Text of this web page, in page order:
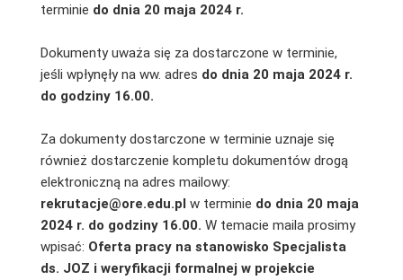
terminie do dnia 20 maja 2024 r.
Dokumenty uważa się za dostarczone w terminie,
jeśli wpłynęły na ww. adres do dnia 20 maja 2024 r.
do godziny 16.00.
Za dokumenty dostarczone w terminie uznaje się
również dostarczenie kompletu dokumentów drogą
elektroniczną na adres mailowy:
rekrutacje@ore.edu.pl w terminie do dnia 20 maja
2024 r. do godziny 16.00. W temacie maila prosimy
wpisać: Oferta pracy na stanowisko Specjalista
ds. JOZ i weryfikacji formalnej w projekcie